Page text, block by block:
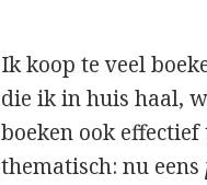
Ik koop te veel
die ik in huis haal,
boeken ook
thematisch: nu eens